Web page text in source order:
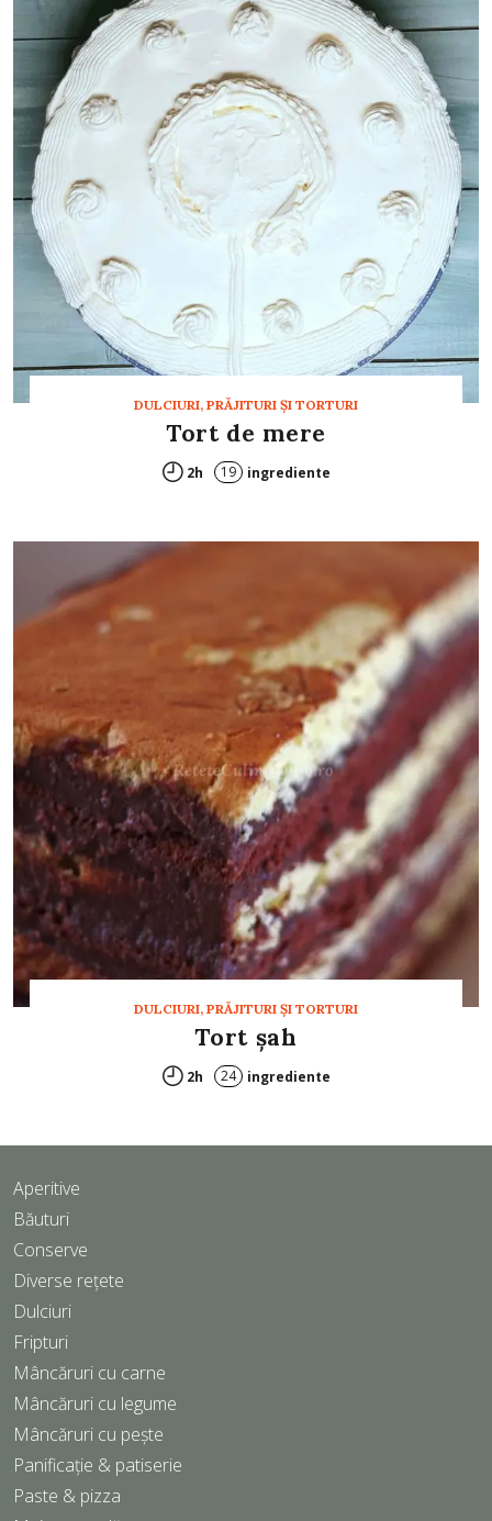
DULCIURI, PRĂJITURI ȘI TORTURI
Tort de mere
2h 19 ingrediente
DULCIURI, PRĂJITURI ȘI TORTURI
Tort şah
2h 24 ingrediente
Aperitive
Băuturi
Conserve
Diverse rețete
Dulciuri
Fripturi
Mâncăruri cu carne
Mâncăruri cu legume
Mâncăruri cu pește
Panificație & patiserie
Paste & pizza